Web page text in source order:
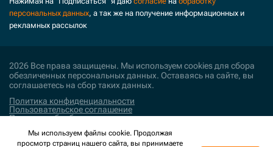
персональных данных, а так же на получение информационных и
рекламных рассылок
2026 Все права защищены. Мы используем cookies для сбора
обезличенных персональных данных. Оставаясь на сайте, вы
соглашаетесь на сбор таких данных.
Политика конфиденциальности
Пользовательское соглашение
Политика обработки персональных данных
Поддержка и развитие
Мы используем файлы cookie. Продолжая
просмотр страниц нашего сайта, вы принимаете